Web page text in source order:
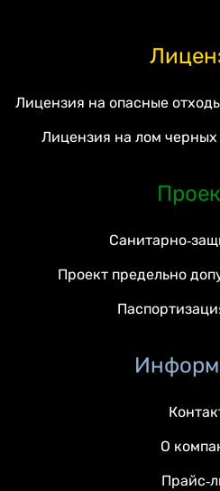
Лицензия на опасные
Лицензия на лом
Санитарно-
Проект предельно
О
Прайс-